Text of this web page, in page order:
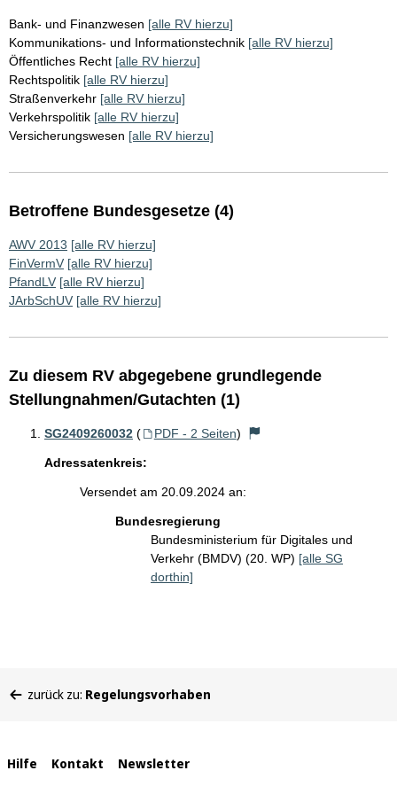
Bank- und Finanzwesen [alle RV hierzu]
Kommunikations- und Informationstechnik [alle RV hierzu]
Öffentliches Recht [alle RV hierzu]
Rechtspolitik [alle RV hierzu]
Straßenverkehr [alle RV hierzu]
Verkehrspolitik [alle RV hierzu]
Versicherungswesen [alle RV hierzu]
Betroffene Bundesgesetze (4)
AWV 2013 [alle RV hierzu]
FinVermV [alle RV hierzu]
PfandLV [alle RV hierzu]
JArbSchUV [alle RV hierzu]
Zu diesem RV abgegebene grundlegende
Stellungnahmen/Gutachten (1)
SG2409260032 ( PDF - 2 Seiten)
Adressatenkreis:
Versendet am 20.09.2024 an:
Bundesregierung
Bundesministerium für Digitales und
Verkehr (BMDV) (20. WP) [alle SG
dorthin]
befinden
zurück zu: Regelungsvorhaben
Interne
Hilfe Kontakt Newsletter